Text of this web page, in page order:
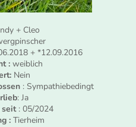
+ Cleo
+ *12.09.2016
: weiblich
Nein
: Sympathiebedingt
: Ja
seit : 05/2024
: Tierheim